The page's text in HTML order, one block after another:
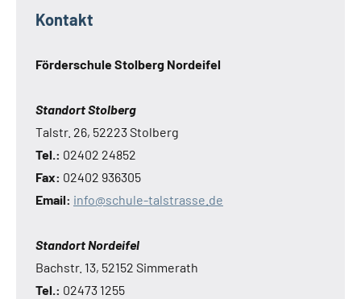
Kontakt
Förderschule Stolberg Nordeifel
Standort Stolberg
Talstr. 26, 52223 Stolberg
Tel.: 02402 24852
Fax: 02402 936305
Email: info@schule-talstrasse.de
Standort Nordeifel
Bachstr. 13, 52152 Simmerath
Tel.: 02473 1255